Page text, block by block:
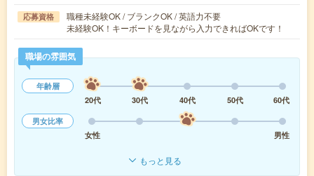
応募資格
職種未経験OK / ブランクOK / 英語力不要
未経験OK！キーボードを見ながら入力できればOKです！
職場の雰囲気
年齢層
20代
30代 40代 50代
60代
男女比率
女性
男性
もっと見る